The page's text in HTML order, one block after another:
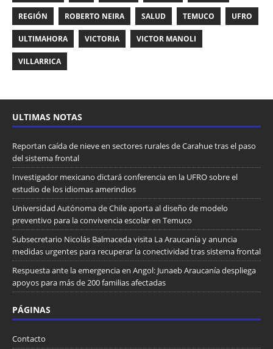
REGIÓN ROBERTO NEIRA SALUD TEMUCO UFRO
ULTIMAHORA VICTORIA VICTOR MANOLI
VILLARRICA
ULTIMAS NOTAS
Reportan caída de nieve en sectores rurales de Carahue tras el paso
del sistema frontal
Investigador mexicano dictará conferencia en la UFRO sobre el
estudio de los idiomas amerindios
Universidad Autónoma de Chile aporta al diseño de modelo
preventivo para la convivencia escolar en Temuco
Subsecretario Nicolás Balmaceda visita La Araucanía y anuncia
medidas urgentes para recuperar la conectividad tras sistema frontal
Respuesta ante la emergencia en Angol: Junaeb Araucanía despliega
apoyos para más de 200 familias afectadas
PÁGINAS
Contacto